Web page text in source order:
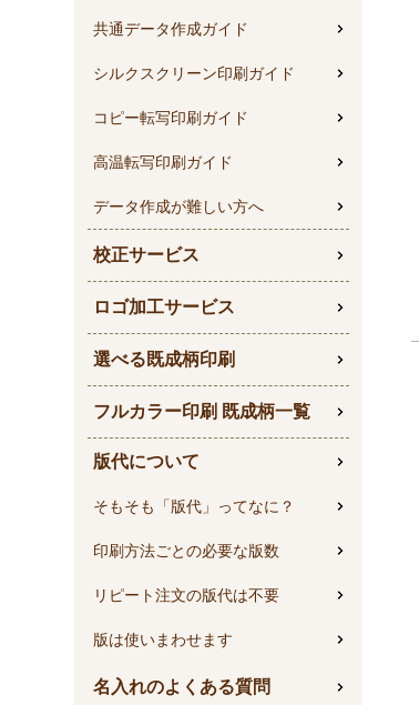
共通データ作成ガイド
シルクスクリーン印刷ガイド
コピー転写印刷ガイド
高温転写印刷ガイド
データ作成が難しい方へ
校正サービス
ロゴ加工サービス
選べる既成柄印刷
フルカラー印刷 既成柄一覧
版代について
そもそも「版代」ってなに？
印刷方法ごとの必要な版数
リピート注文の版代は不要
版は使いまわせます
名入れのよくある質問